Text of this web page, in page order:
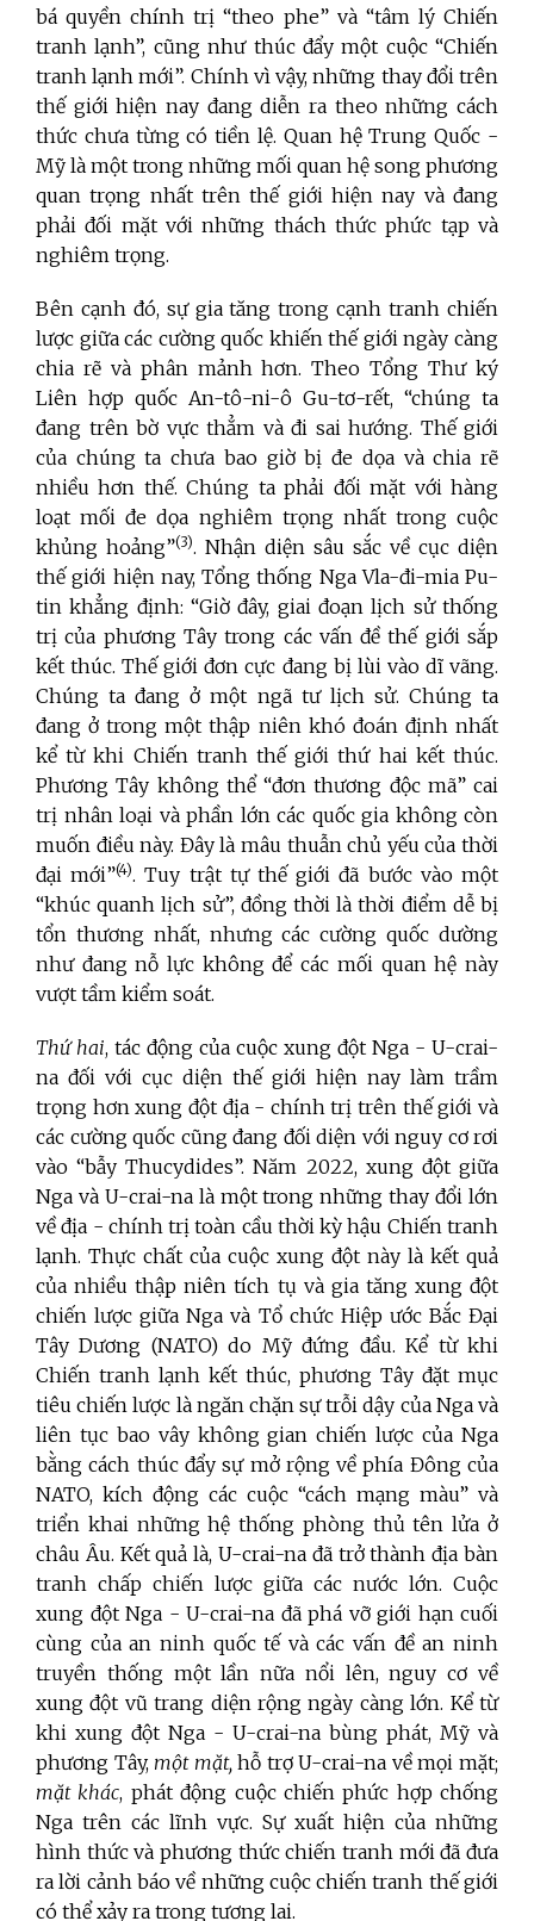
bá quyền chính trị “theo phe” và “tâm lý Chiến
tranh lạnh”, cũng như thúc đẩy một cuộc “Chiến
tranh lạnh mới”. Chính vì vậy, những thay đổi trên
thế giới hiện nay đang diễn ra theo những cách
thức chưa từng có tiền lệ. Quan hệ Trung Quốc -
Mỹ là một trong những mối quan hệ song phương
quan trọng nhất trên thế giới hiện nay và đang
phải đối mặt với những thách thức phức tạp và
nghiêm trọng.
Bên cạnh đó, sự gia tăng trong cạnh tranh chiến
lược giữa các cường quốc khiến thế giới ngày càng
chia rẽ và phân mảnh hơn. Theo Tổng Thư ký
Liên hợp quốc An-tô-ni-ô Gu-tơ-rết, “chúng ta
đang trên bờ vực thẳm và đi sai hướng. Thế giới
của chúng ta chưa bao giờ bị đe dọa và chia rẽ
nhiều hơn thế. Chúng ta phải đối mặt với hàng
loạt mối đe dọa nghiêm trọng nhất trong cuộc
khủng hoảng”(3). Nhận diện sâu sắc về cục diện
thế giới hiện nay, Tổng thống Nga Vla-đi-mia Pu-
tin khẳng định: “Giờ đây, giai đoạn lịch sử thống
trị của phương Tây trong các vấn đề thế giới sắp
kết thúc. Thế giới đơn cực đang bị lùi vào dĩ vãng.
Chúng ta đang ở một ngã tư lịch sử. Chúng ta
đang ở trong một thập niên khó đoán định nhất
kể từ khi Chiến tranh thế giới thứ hai kết thúc.
Phương Tây không thể “đơn thương độc mã” cai
trị nhân loại và phần lớn các quốc gia không còn
muốn điều này. Đây là mâu thuẫn chủ yếu của thời
đại mới”(4). Tuy trật tự thế giới đã bước vào một
“khúc quanh lịch sử”, đồng thời là thời điểm dễ bị
tổn thương nhất, nhưng các cường quốc dường
như đang nỗ lực không để các mối quan hệ này
vượt tầm kiểm soát.
Thứ hai, tác động của cuộc xung đột Nga - U-crai-
na đối với cục diện thế giới hiện nay làm trầm
trọng hơn xung đột địa - chính trị trên thế giới và
các cường quốc cũng đang đối diện với nguy cơ rơi
vào “bẫy Thucydides”. Năm 2022, xung đột giữa
Nga và U-crai-na là một trong những thay đổi lớn
về địa - chính trị toàn cầu thời kỳ hậu Chiến tranh
lạnh. Thực chất của cuộc xung đột này là kết quả
của nhiều thập niên tích tụ và gia tăng xung đột
chiến lược giữa Nga và Tổ chức Hiệp ước Bắc Đại
Tây Dương (NATO) do Mỹ đứng đầu. Kể từ khi
Chiến tranh lạnh kết thúc, phương Tây đặt mục
tiêu chiến lược là ngăn chặn sự trỗi dậy của Nga và
liên tục bao vây không gian chiến lược của Nga
bằng cách thúc đẩy sự mở rộng về phía Đông của
NATO, kích động các cuộc “cách mạng màu” và
triển khai những hệ thống phòng thủ tên lửa ở
châu Âu. Kết quả là, U-crai-na đã trở thành địa bàn
tranh chấp chiến lược giữa các nước lớn. Cuộc
xung đột Nga - U-crai-na đã phá vỡ giới hạn cuối
cùng của an ninh quốc tế và các vấn đề an ninh
truyền thống một lần nữa nổi lên, nguy cơ về
xung đột vũ trang diện rộng ngày càng lớn. Kể từ
khi xung đột Nga - U-crai-na bùng phát, Mỹ và
phương Tây, một mặt,hỗ trợ U-crai-na về mọi mặt;
mặt khác, phát động cuộc chiến phức hợp chống
Nga trên các lĩnh vực. Sự xuất hiện của những
hình thức và phương thức chiến tranh mới đã đưa
ra lời cảnh báo về những cuộc chiến tranh thế giới
có thể xảy ra trong tương lai.